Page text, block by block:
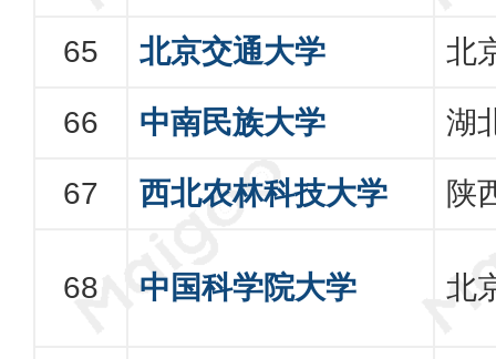
北京交通大学 北
中南民族大学 湖
西北农林科技大学 陕
中国科学院大学 北